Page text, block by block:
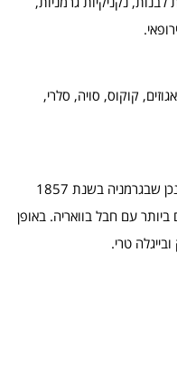
קוקוס, סויה, סלרי,
נקניקיית בווריה (Weißwurst) נוצרה במינכן שבגרמניה בשנת 1857
עם חבל בוואריה. באופן
טרי.